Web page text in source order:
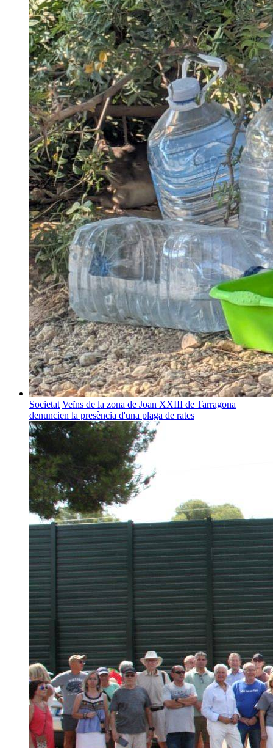
Societat Veïns de la zona de Joan XXIII de Tarragona
denuncien la presència d'una plaga de rates